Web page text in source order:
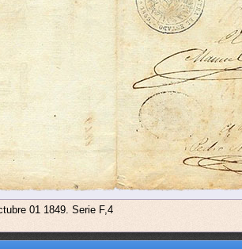
01 1849. Serie F,4